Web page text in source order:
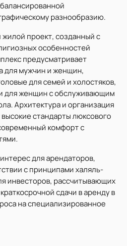
разнообразию.
проект, созданный с
особенностей
предусматривает
для мужчин и женщин,
для семей и холостяков,
для женщин с обслуживающим
Архитектура и организация
стандарты люксового
комфорт с
для арендаторов,
с принципами халяль-
инвесторов, рассчитывающих
сдачи в аренду в
на специализированное